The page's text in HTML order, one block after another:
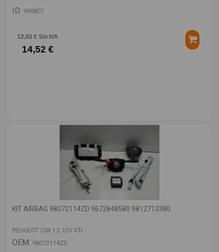
ID: 999807
12,00 € Sin IVA
14,52 €
KIT AIRBAG 98072114ZD 9672848580 9812713380
PEUGEOT 208 1.2 12V VTI
OEM: 98072114ZD